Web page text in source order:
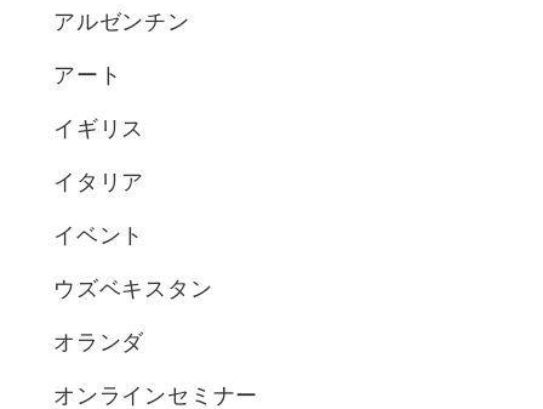
アルゼンチン
アート
イギリス
イタリア
イベント
ウズベキスタン
オランダ
オンラインセミナー